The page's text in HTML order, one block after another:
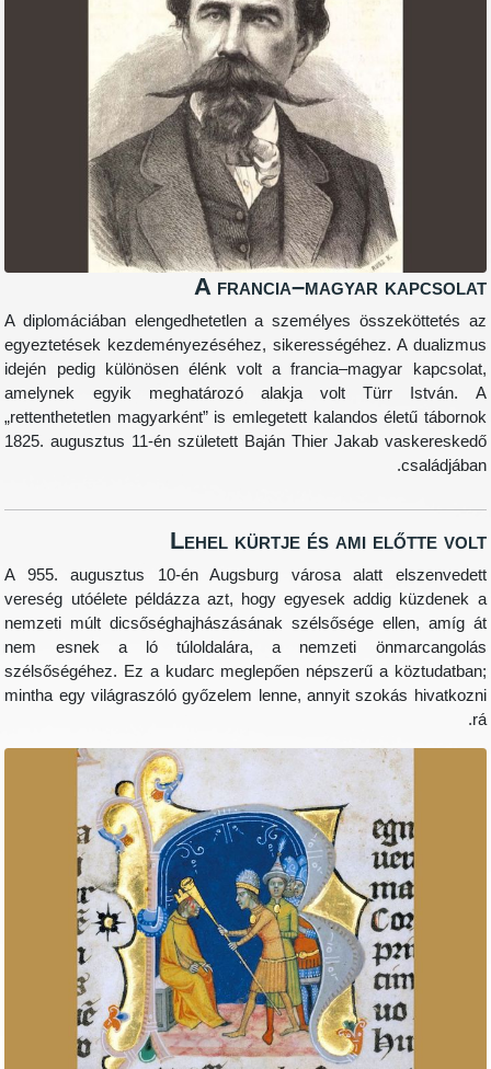
A francia–magyar
A diplomáciában elengedhetetlen a személyes
egyeztetések kezdeményezéséhez, sikerességéhez.
idején pedig különösen élénk volt a
amelynek egyik meghatározó alakja volt
„rettenthetetlen magyarként” is emlegetett kalandos
1825. augusztus 11-én született Baján Thier Jakab
Lehel kürtje és ami
A 955. augusztus 10-én Augsburg városa alatt
vereség utóélete példázza azt, hogy egyesek addig
nemzeti múlt dicsőséghajhászásának szélsősége
nem esnek a ló túloldalára, a nemzeti
szélsőségéhez. Ez a kudarc meglepően népszerű a
mintha egy világraszóló győzelem lenne, annyit